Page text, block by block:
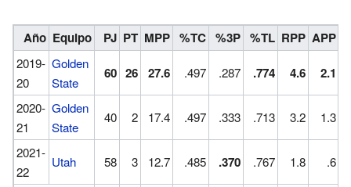
Año Equipo PJ PT MPP %TC %3P %TL RPP APP
2019-
20
Golden
State
60 26 27.6 .497 .287 .774 4.6 2.1
2020-
21
Golden
State
40 2 17.4 .497 .333 .713 3.2 1.3
2021-
22
Utah 58 3 12.7 .485 .370 .767 1.8 .6